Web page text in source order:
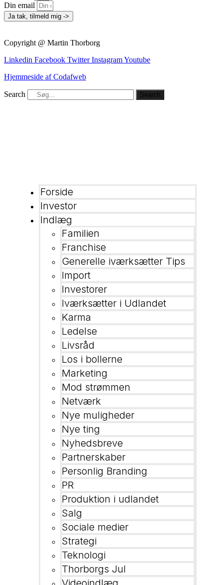
Din email
Ja tak, tilmeld mig ->
Copyright @ Martin Thorborg
Linkedin Facebook Twitter InstagramYoutube
Hjemmeside af Codafweb
Search Search
Forside
Investor
Indlæg
Familien
Franchise
Generelle iværksætter Tips
Import
Investorer
Iværksætter i Udlandet
Karma
Ledelse
Livsråd
Los i bollerne
Marketing
Mod strømmen
Netværk
Nye muligheder
Nye ting
Nyhedsbreve
Partnerskaber
Personlig Branding
PR
Produktion i udlandet
Salg
Sociale medier
Strategi
Teknologi
Thorborgs Jul